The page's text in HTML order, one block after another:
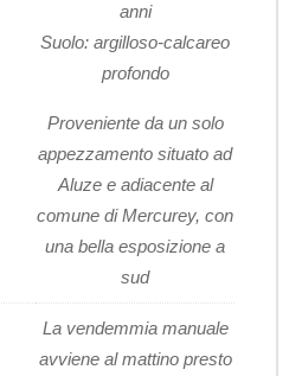
anni
Suolo: argilloso-calcareo
profondo
Proveniente da un solo
appezzamento situato ad
Aluze e adiacente al
comune di Mercurey, con
una bella esposizione a
sud
La vendemmia manuale
avviene al mattino presto